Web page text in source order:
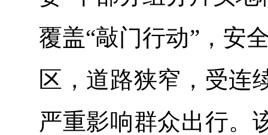
覆盖“敲门行动”，安
区，道路狭窄，受连
严重影响群众出行。